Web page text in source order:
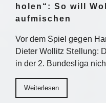
holen“: So will
aufmischen
Vor dem Spiel gegen
Dieter Wollitz Stellung:
in der 2. Bundesliga
Weiterlesen